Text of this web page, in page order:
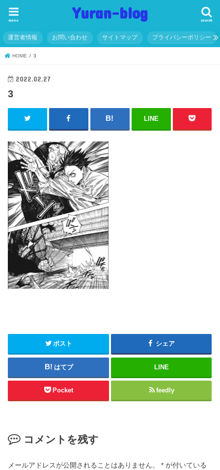
Yuran-blog search
menu
運営者情報 お問い合わせ サイトマップ プライバシーポリシー
HOME 3
2022.02.27
3
LINE
ポスト シェア
はてブ LINE
Pocket feedly
コメントを残す
メールアドレスが公開されることはありません。 * が付いている